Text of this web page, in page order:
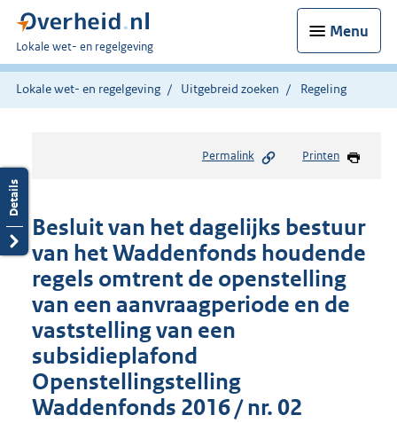
Menu
U
bent
hier:
Lokale wet- en regelgeving
Lokale wet- en regelgeving Uitgebreid zoeken Regeling
Permalink Printen
Besluit van het dagelijks bestuur
van het Waddenfonds houdende
regels omtrent de openstelling
van een aanvraagperiode en de
vaststelling van een
subsidieplafond
Openstellingstelling
Waddenfonds 2016 / nr. 02